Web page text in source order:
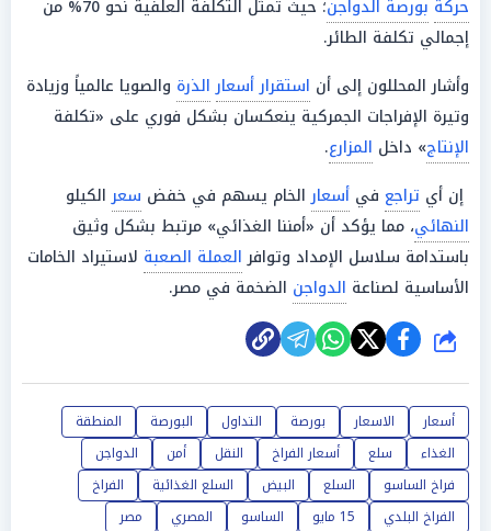
حركة بورصة الدواجن
؛ حيث تمثل التكلفة العلفية نحو 70% من
إجمالي تكلفة الطائر.
وأشار المحللون إلى أن استقرار أسعار الذرة والصويا عالمياً وزيادة
وتيرة الإفراجات الجمركية ينعكسان بشكل فوري على «تكلفة
الإنتاج» داخل المزارع.
إن أي تراجع في أسعارالخام يسهم في خفض سعرالكيلو
النهائي، مما يؤكد أن «أمننا الغذائي» مرتبط بشكل وثيق
باستدامة سلاسل الإمداد وتوافرالعملة الصعبة لاستيراد الخامات
الأساسية لصناعة الدواجن الضخمة في مصر.
شارك
أسعار الاسعار بورصة التداول البورصة
المنطقة
الغذاء
سلع أسعار الفراخ النقل أمن
الدواجن
فراخ الساسو
السلع البيض السلع الغذائية
الفراخ
الفراخ البلدي
15 مايو الساسو المصري
مصر